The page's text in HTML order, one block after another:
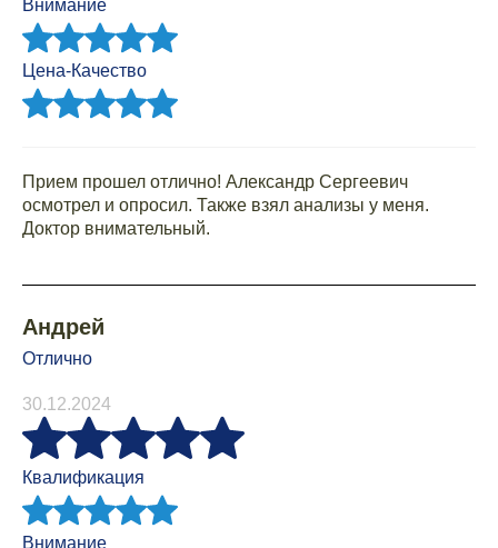
Внимание
Цена-Качество
Прием прошел отлично! Александр Сергеевич
осмотрел и опросил. Также взял анализы у меня.
Доктор внимательный.
Андрей
Отлично
30.12.2024
Квалификация
Внимание